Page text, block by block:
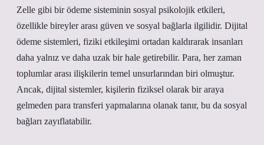
Zelle gibi bir ödeme sisteminin sosyal psikolojik etkileri,
özellikle bireyler arası güven ve sosyal bağlarla ilgilidir. Dijital
ödeme sistemleri, fiziki etkileşimi ortadan kaldırarak insanları
daha yalnız ve daha uzak bir hale getirebilir. Para, her zaman
toplumlar arası ilişkilerin temel unsurlarından biri olmuştur.
Ancak, dijital sistemler, kişilerin fiziksel olarak bir araya
gelmeden para transferi yapmalarına olanak tanır, bu da sosyal
bağları zayıflatabilir.